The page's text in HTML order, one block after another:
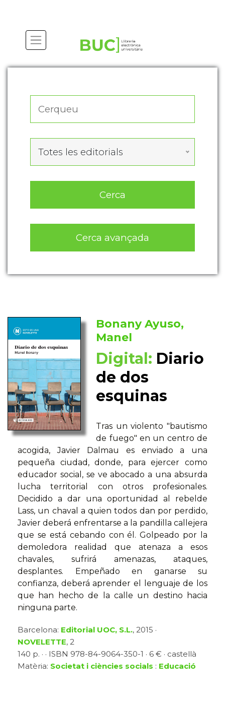
Totes les editorials
Cerca
Cerca avançada
Bonany Ayuso,
Manel
Digital: Diario
de dos
esquinas
Tras un violento "bautismo
de fuego" en un centro de
acogida, Javier Dalmau es enviado a una
pequeña ciudad, donde, para ejercer como
educador social, se ve abocado a una absurda
lucha territorial con otros profesionales.
Decidido a dar una oportunidad al rebelde
Lass, un chaval a quien todos dan por perdido,
Javier deberá enfrentarse a la pandilla callejera
que se está cebando con él. Golpeado por la
demoledora realidad que atenaza a esos
chavales, sufrirá amenazas, ataques,
desplantes. Empeñado en ganarse su
confianza, deberá aprender el lenguaje de los
que han hecho de la calle un destino hacia
ninguna parte.
Barcelona: Editorial UOC, S.L., 2015 ·
NOVELETTE, 2
140 p. · · ISBN 978-84-9064-350-1 · 6 € · castellà
Matèria: Societat i ciències socials : Educació